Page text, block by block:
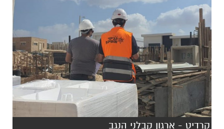
קרדיט - ארגון קבלני הנגב
ארגון הקבלנים בנגב, הנחשב לאחד מהארגונים
האסיפה הכללית במסגרתה יתקיימו הבחירות